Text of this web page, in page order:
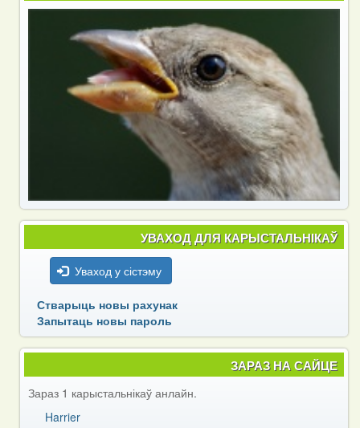
УВАХОД ДЛЯ КАРЫСТАЛЬНІКАЎ
Уваход у сістэму
Стварыць новы рахунак
Запытаць новы пароль
ЗАРАЗ НА САЙЦЕ
Зараз 1 карыстальнікаў анлайн.
Harrier